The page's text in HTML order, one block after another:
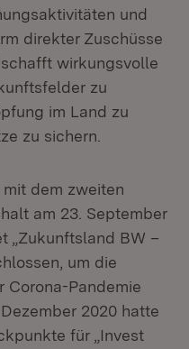
und
direkter Zuschüsse
wirkungsvolle
zu
im Land zu
zu sichern.
dem zweiten
am 23. September
„Zukunftsland BW –
um die
Pandemie
2020 hatte
für „Invest